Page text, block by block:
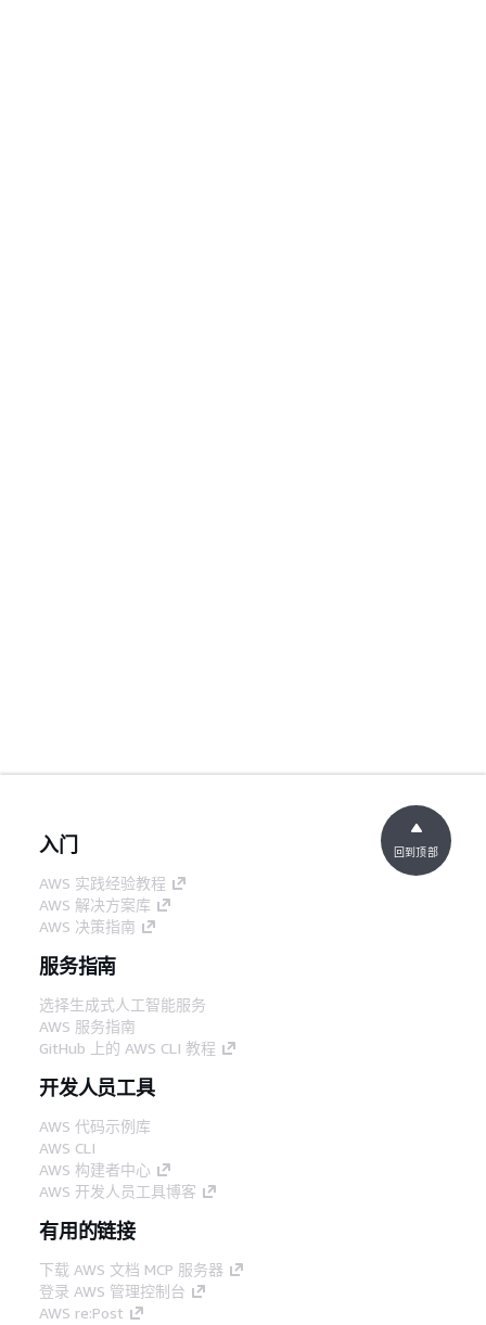
入门
AWS 实践经验教程
AWS 解决方案库
AWS 决策指南
服务指南
选择生成式人工智能服务
AWS 服务指南
GitHub 上的 AWS CLI 教程
开发人员工具
AWS 代码示例库
AWS CLI
AWS 构建者中心
AWS 开发人员工具博客
有用的链接
下载 AWS 文档 MCP 服务器
登录 AWS 管理控制台
AWS re:Post
回到顶部